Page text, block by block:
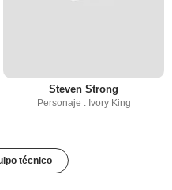
Steven Strong
Personaje : Ivory King
técnico